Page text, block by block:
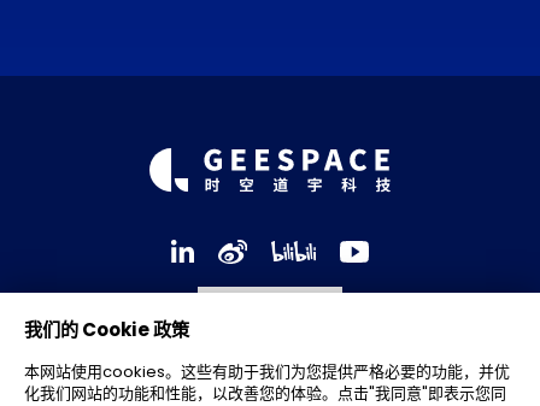
我们的 Cookie 政策
本网站使用cookies。这些有助于我们为您提供严格必要的功能，并优
化我们网站的功能和性能，以改善您的体验。点击"我同意"即表示您同